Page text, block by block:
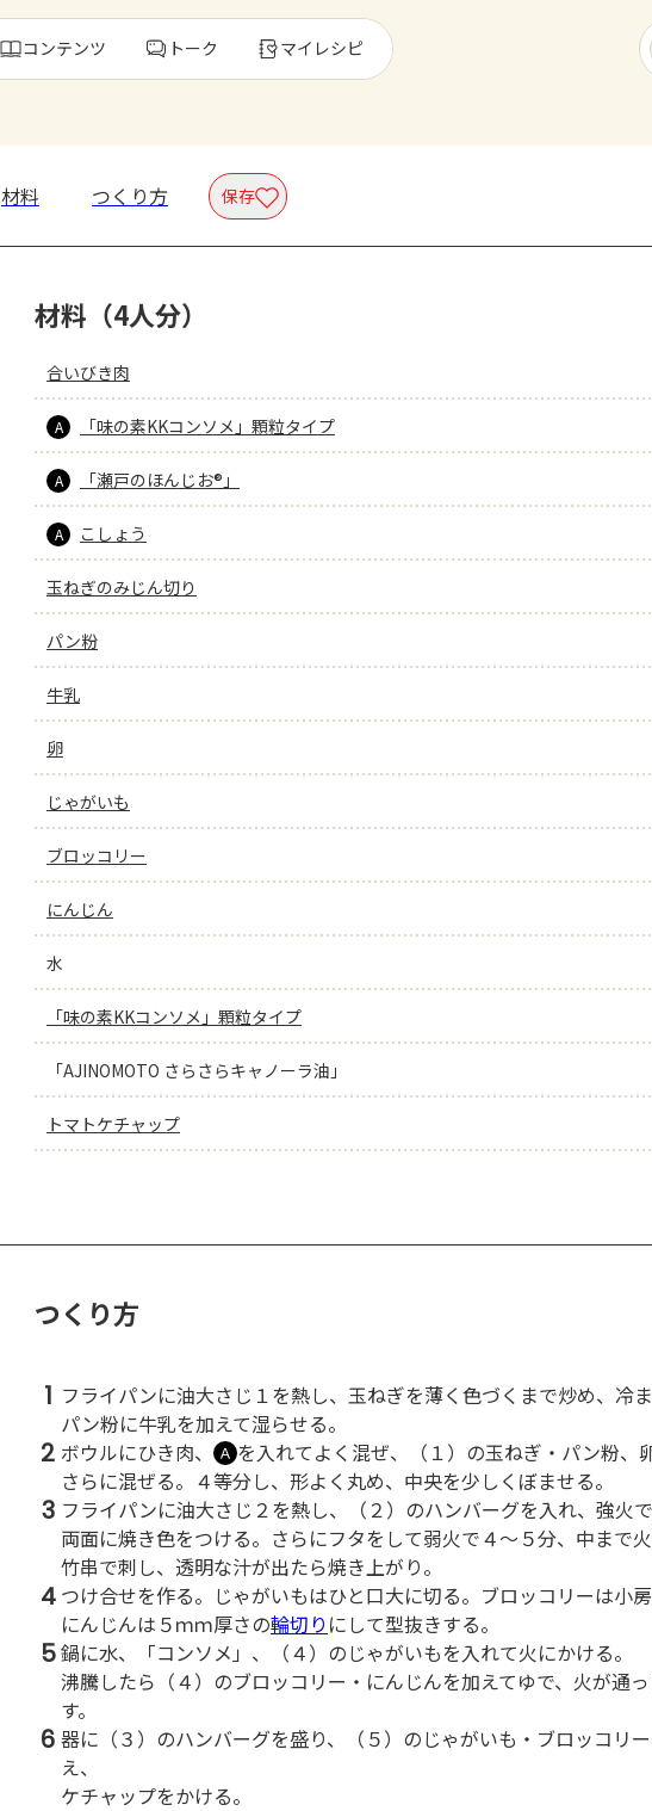
コンテンツ トーク マイレシピ
もっと見る
材料 つくり方 保存
材料（4人分）
合いびき肉
A 「味の素KKコンソメ」顆粒タイプ
A 「瀬戸のほんじお®」
A こしょう
玉ねぎのみじん切り
パン粉
牛乳
卵
じゃがいも
ブロッコリー
にんじん
水
「味の素KKコンソメ」顆粒タイプ
「AJINOMOTO さらさらキャノーラ油」
トマトケチャップ
つくり方
1 フライパンに油大さじ１を熱し、玉ねぎを薄く色づくまで炒め、冷ま
パン粉に牛乳を加えて湿らせる。
2 ボウルにひき肉、 Ａ を入れてよく混ぜ、（１）の玉ねぎ・パン粉、
さらに混ぜる。４等分し、形よく丸め、中央を少しくぼませる。
3 フライパンに油大さじ２を熱し、（２）のハンバーグを入れ、強火で
両面に焼き色をつける。さらにフタをして弱火で４～５分、中まで火
竹串で刺し、透明な汁が出たら焼き上がり。
4 つけ合せを作る。じゃがいもはひと口大に切る。ブロッコリーは小房
にんじんは５ｍｍ厚さの輪切り にして型抜きする。
5鍋に水、「コンソメ」、（４）のじゃがいもを入れて火にかける。
沸騰したら（４）のブロッコリー・にんじんを加えてゆで、火が通
す。
6 器に（３）のハンバーグを盛り、（５）のじゃがいも・ブロッコリ
え、
ケチャップをかける。